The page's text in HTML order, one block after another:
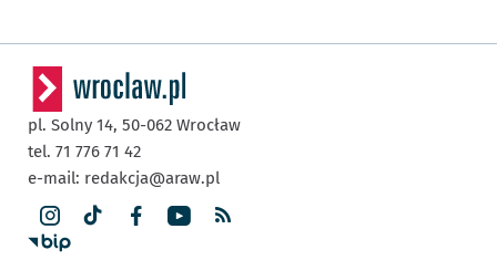
pl. Solny 14, 50-062 Wrocław
tel. 71 776 71 42
e-mail: redakcja@araw.pl